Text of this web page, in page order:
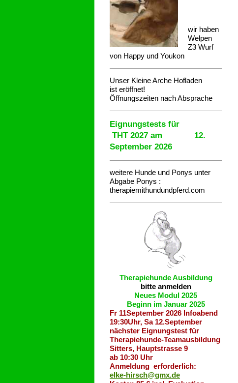
wir haben
Welpen
Z3 Wurf
von Happy und Youkon
Unser Kleine Arche Hofladen
ist eröffnet!
Öffnungszeiten nach Absprache
Eignungstests für
THT 2027 am 12.
September 2026
weitere Hunde und Ponys unter
Abgabe Ponys :
therapiemithundundpferd.com
Therapiehunde Ausbildung
bitte anmelden
Neues Modul 2025
Beginn im Januar 2025
Fr 11September 2026 Infoabend
19:30Uhr, Sa 12.September
nächster Eignungstest für
Therapiehunde-Teamausbildung
Sitters, Hauptstrasse 9
ab 10:30 Uhr
Anmeldung erforderlich:
elke-hirsch@gmx.de